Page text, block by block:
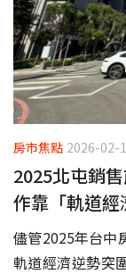
房市焦點 2026-02-
2025北屯銷
作靠「軌道
儘管2025年台中
軌道經濟逆勢突